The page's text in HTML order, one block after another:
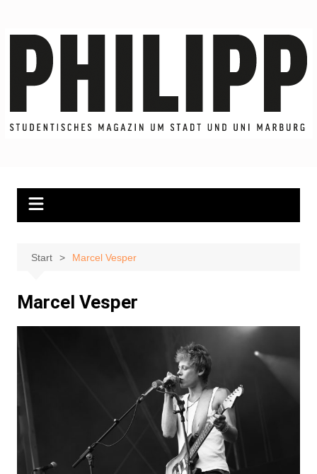
Start Marcel Vesper
Marcel Vesper